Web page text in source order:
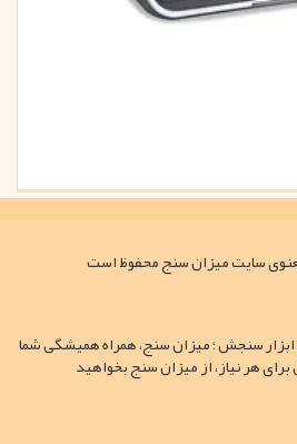
سنجش ؛ میزان سنج، همراه همیشگی شما
هر نیاز، از میزان سنج بخواهید